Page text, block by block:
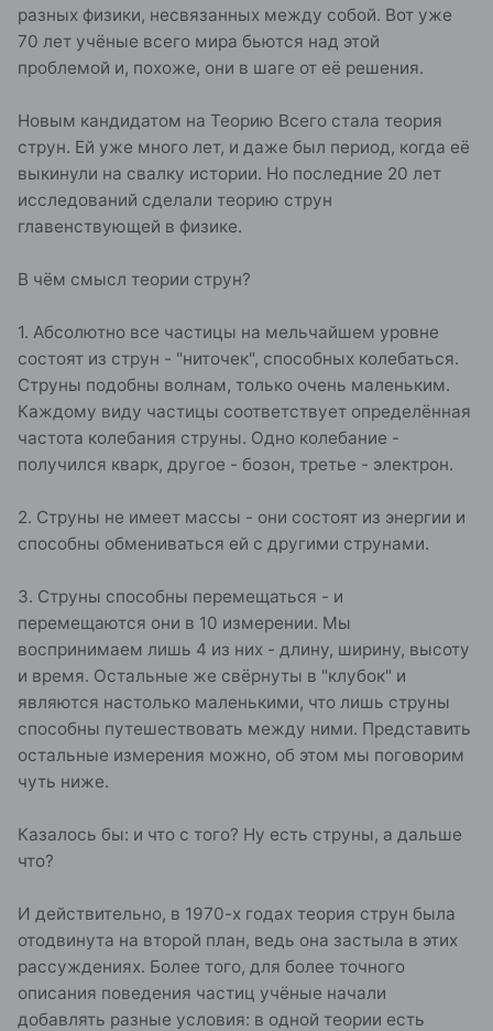
разных физики, несвязанных между собой. Вот уже
70 лет учёные всего мира бьются над этой
проблемой и, похоже, они в шаге от её решения.
Новым кандидатом на Теорию Всего стала теория
струн. Ей уже много лет, и даже был период, когда её
выкинули на свалку истории. Но последние 20 лет
исследований сделали теорию струн
главенствующей в физике.
В чём смысл теории струн?
1. Абсолютно все частицы на мельчайшем уровне
состоят из струн - "ниточек", способных колебаться.
Струны подобны волнам, только очень маленьким.
Каждому виду частицы соответствует определённая
частота колебания струны. Одно колебание -
получился кварк, другое - бозон, третье - электрон.
2. Струны не имеет массы - они состоят из энергии и
способны обмениваться ей с другими струнами.
3. Струны способны перемещаться - и
перемещаются они в 10 измерении. Мы
воспринимаем лишь 4 из них - длину, ширину, высоту
и время. Остальные же свёрнуты в "клубок" и
являются настолько маленькими, что лишь струны
способны путешествовать между ними. Представить
остальные измерения можно, об этом мы поговорим
чуть ниже.
Казалось бы: и что с того? Ну есть струны, а дальше
что?
И действительно, в 1970-х годах теория струн была
отодвинута на второй план, ведь она застыла в этих
рассуждениях. Более того, для более точного
описания поведения частиц учёные начали
добавлять разные условия: в одной теории есть